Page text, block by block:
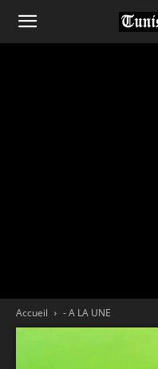
Accueil - A LA UNE